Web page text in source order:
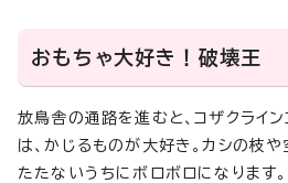
おもちゃ大好き！破壊王
放鳥舎の通路を進むと、コザクライン
は、かじるものが大好き。カシの枝
たたないうちにボロボロになります